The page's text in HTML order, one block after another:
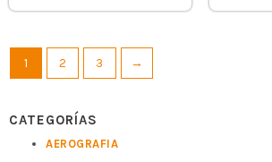
CATEGORÍAS
AEROGRAFIA
1 2 3 →